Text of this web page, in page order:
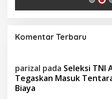
Komentar Terbaru
parizal pada Seleksi TNI
Tegaskan Masuk
Biaya